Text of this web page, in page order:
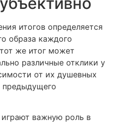
итогов определяется
образа каждого
же итог может
различные отклики у
от их душевных
предыдущего
играют важную роль в